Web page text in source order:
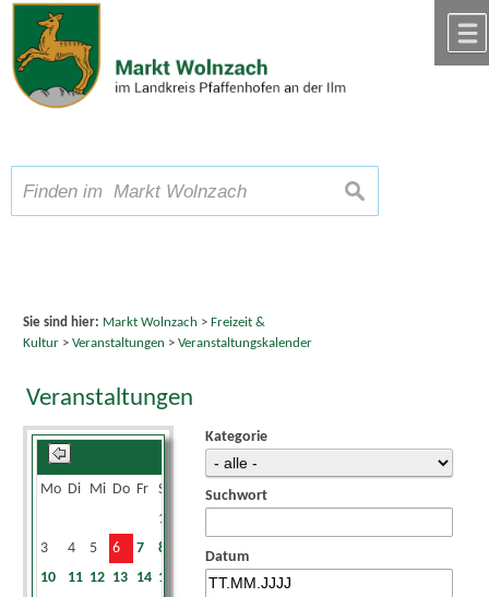
Zum Inhalt,zur Navigation
Schriftgröße A A A suchen
Sie sind hier: Markt Wolnzach > Freizeit &
Kultur> Veranstaltungen > Veranstaltungskalender
Veranstaltungen
Mo Di Mi Do Fr Sa
1
3
4 5 6 7 8
10
11 12 13 14 15
Kategorie
Suchwort
Datum